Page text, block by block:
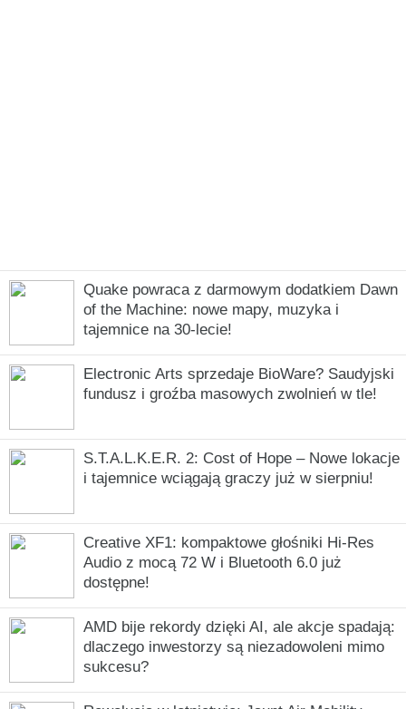
Quake powraca z darmowym dodatkiem Dawn
of the Machine: nowe mapy, muzyka i
tajemnice na 30-lecie!
Electronic Arts sprzedaje BioWare? Saudyjski
fundusz i groźba masowych zwolnień w tle!
S.T.A.L.K.E.R. 2: Cost of Hope – Nowe lokacje
i tajemnice wciągają graczy już w sierpniu!
Creative XF1: kompaktowe głośniki Hi-Res
Audio z mocą 72 W i Bluetooth 6.0 już
dostępne!
AMD bije rekordy dzięki AI, ale akcje spadają:
dlaczego inwestorzy są niezadowoleni mimo
sukcesu?